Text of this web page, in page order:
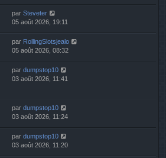
par Steveter
05 août 2026, 19:11
par RollingSlotsjealo
05 août 2026, 08:32
par dumpstop10
03 août 2026, 11:41
par dumpstop10
03 août 2026, 11:24
par dumpstop10
03 août 2026, 11:20